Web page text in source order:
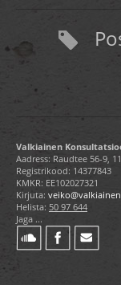
Valkiainen
Aadress: Raudtee 56-9,
Registrikood: 14377843
KMKR: EE102027321
Kirjuta:
Helista: 50 97 644
Jaga ...